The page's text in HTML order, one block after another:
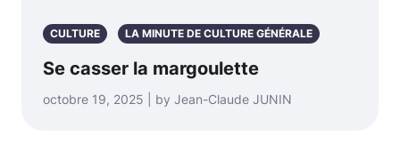
CULTURE LA MINUTE DE CULTURE GÉNÉRALE
Se casser la margoulette
octobre 19, 2025 | by Jean-Claude JUNIN